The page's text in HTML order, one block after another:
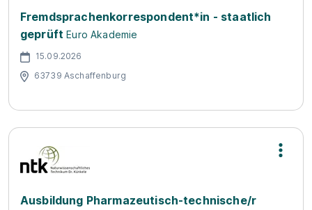
Fremdsprachenkorrespondent*in - staatlich
geprüft Euro Akademie
15.09.2026
63739 Aschaffenburg
Ausbildung Pharmazeutisch-technische/r